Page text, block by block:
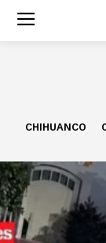
CHIHUANCO